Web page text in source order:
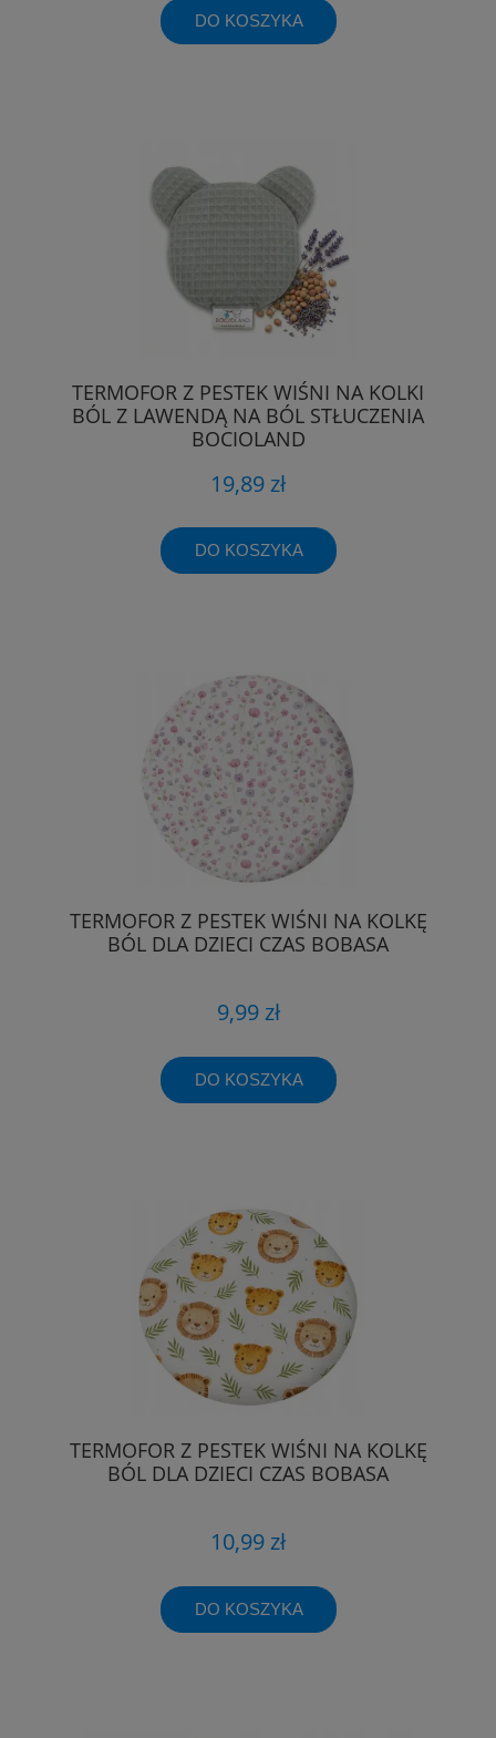
DO KOSZYKA
TERMOFOR Z PESTEK WIŚNI NA KOLKI
BÓL Z LAWENDĄ NA BÓL STŁUCZENIA
BOCIOLAND
19,89 zł
DO KOSZYKA
TERMOFOR Z PESTEK WIŚNI NA KOLKĘ
BÓL DLA DZIECI CZAS BOBASA
9,99 zł
DO KOSZYKA
TERMOFOR Z PESTEK WIŚNI NA KOLKĘ
BÓL DLA DZIECI CZAS BOBASA
10,99 zł
DO KOSZYKA